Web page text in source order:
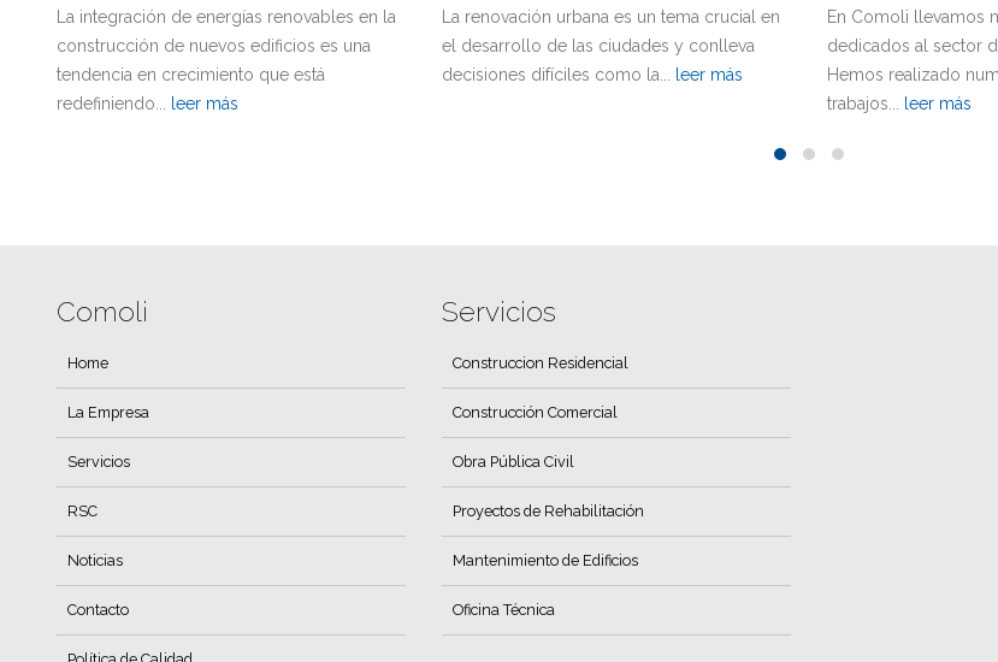
La renovación urbana es un tema crucial en
el desarrollo de las ciudades y conlleva
decisiones difíciles como la... leer más
En Comoli llevamos más de 40 años
dedicados al sector de la construcción.
Hemos realizado numerosos proyectos y
El aislamiento
esencial en el sector
tanto en obra nueva
Comoli
Home
La Empresa
Servicios
RSC
Noticias
Contacto
Servicios
Construccion Residencial
Construcción Comercial
Obra Pública Civil
Proyectos de Rehabilitación
Mantenimiento de Edificios
Oficina Técnica